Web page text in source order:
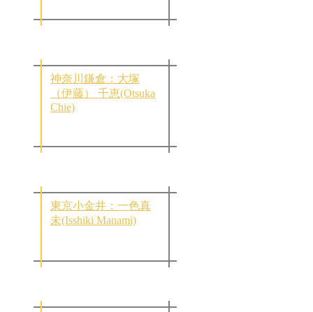
神奈川鎌倉：大塚
（伊藤） 千恵(Otsuka
Chie)
東京小金井：一色真
未(Isshiki Manami)